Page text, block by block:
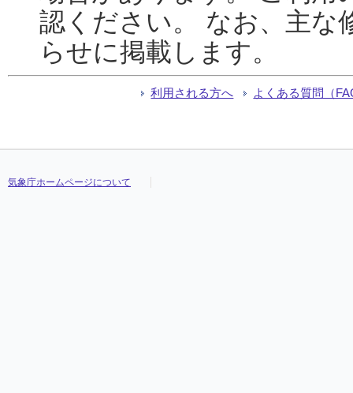
認ください。 なお、主な
らせに掲載します。
利用される方へ よくある質問（
気象庁ホームページについて